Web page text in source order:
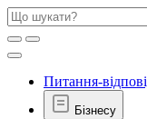
Питання-
Бізнесу